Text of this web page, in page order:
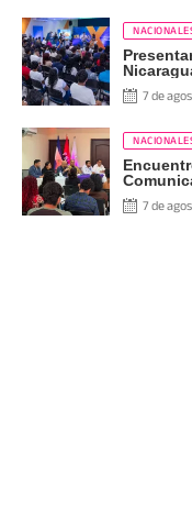
Más Allá!
7 de
7 de